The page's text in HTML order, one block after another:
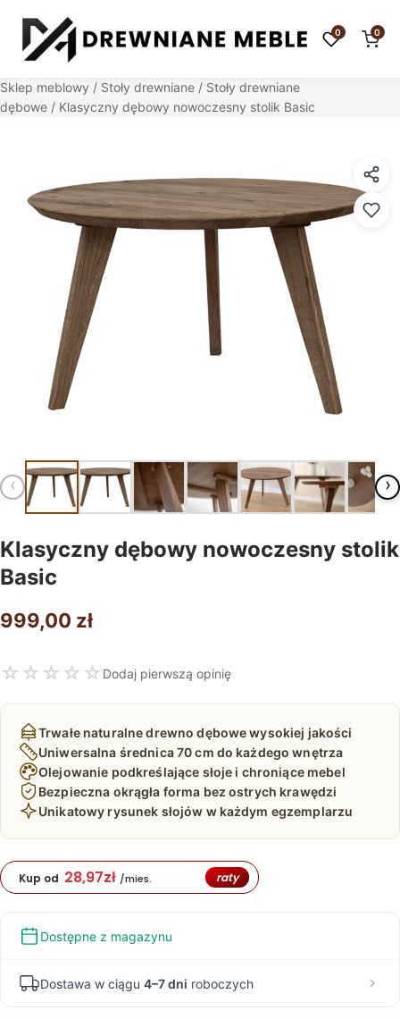
0 0
Sklep meblowy / Stoły drewniane / Stoły drewniane
dębowe / Klasyczny dębowy nowoczesny stolik Basic
‹ ›
Klasyczny dębowy nowoczesny stolik
Basic
999,00 zł
☆ ☆ ☆ ☆ ☆ Dodaj pierwszą opinię
Trwałe naturalne drewno dębowe wysokiej jakości
Uniwersalna średnica 70 cm do każdego wnętrza
Olejowanie podkreślające słoje i chroniące mebel
Bezpieczna okrągła forma bez ostrych krawędzi
Unikatowy rysunek słojów w każdym egzemplarzu
Kup od 28,97zł /mies. raty
Dostępne z magazynu
Dostawa w ciągu 4–7 dni roboczych